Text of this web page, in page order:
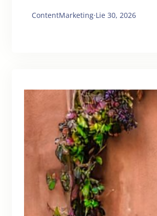
ContentMarketing·Lie 30, 2026